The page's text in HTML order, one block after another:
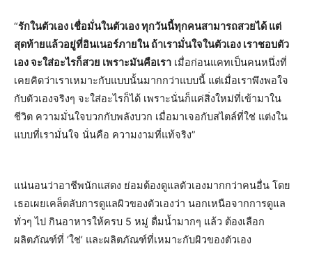
“รักในตัวเอง เชื่อมั่นในตัวเอง ทุกวันนี้ทุกคนสามารถสวยได้ แต่
สุดท้ายแล้วอยู่ที่อินเนอร์ภายใน ถ้าเรามั่นใจในตัวเอง เราชอบตัว
เอง จะใส่อะไรก็สวย เพราะมันคือเรา เมื่อก่อนแคทเป็นคนหนึ่งที่
เคยคิดว่าเราเหมาะกับแบบนั้นมากกว่าแบบนี้ แต่เมื่อเราพึงพอใจ
กับตัวเองจริงๆ จะใส่อะไรก็ได้ เพราะนั่นก็แค่สิ่งใหม่ที่เข้ามาใน
ชีวิต ความมั่นใจบวกกับพลังบวก เมื่อมาเจอกับสไตล์ที่ใช่ แต่งใน
แบบที่เรามั่นใจ นั่นคือ ความงามที่แท้จริง”
แน่นอนว่าอาชีพนักแสดง ย่อมต้องดูแลตัวเองมากกว่าคนอื่น โดย
เธอเผยเคล็ดลับการดูแลผิวของตัวเองว่า นอกเหนือจากการดูแล
ทั่วๆ ไป กินอาหารให้ครบ 5 หมู่ ดื่มน้ำมากๆ แล้ว ต้องเลือก
ผลิตภัณฑ์ที่ ‘ใช่’ และผลิตภัณฑ์ที่เหมาะกับผิวของตัวเอง